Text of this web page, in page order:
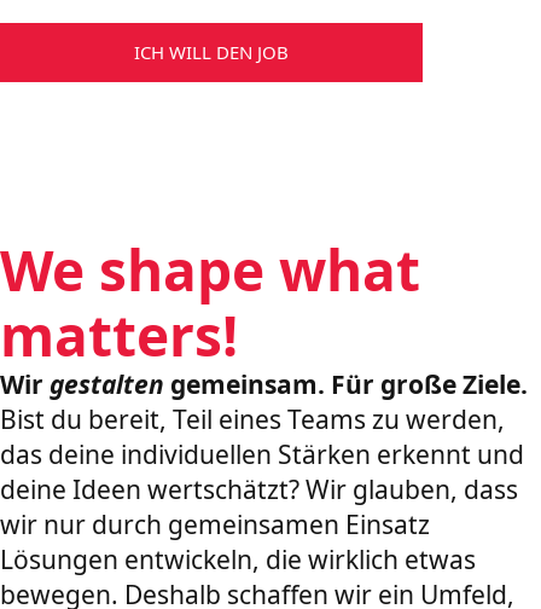
ICH WILL DEN JOB
We shape what
matters!
Wir gestalten gemeinsam. Für große Ziele.
Bist du bereit, Teil eines Teams zu werden,
das deine individuellen Stärken erkennt und
deine Ideen wertschätzt? Wir glauben, dass
wir nur durch gemeinsamen Einsatz
Lösungen entwickeln, die wirklich etwas
bewegen. Deshalb schaffen wir ein Umfeld,